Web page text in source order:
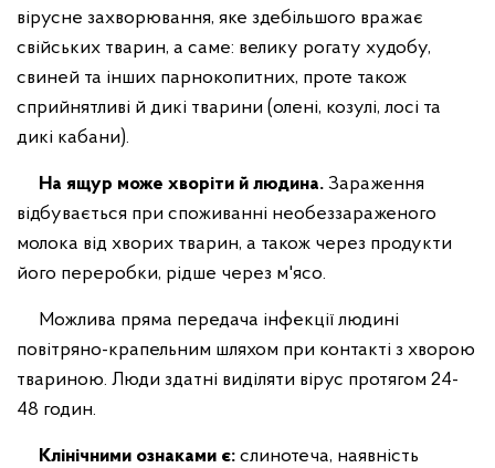
вірусне захворювання, яке здебільшого вражає
свійських тварин, а саме: велику рогату худобу,
свиней та інших парнокопитних, проте також
сприйнятливі й дикі тварини (олені, козулі, лосі та
дикі кабани).
На ящур може хворіти й людина. Зараження
відбувається при споживанні необеззараженого
молока від хворих тварин, а також через продукти
його переробки, рідше через м'ясо.
Можлива пряма передача інфекції людині
повітряно-крапельним шляхом при контакті з хворою
твариною. Люди здатні виділяти вірус протягом 24-
48 годин.
Клінічними ознаками є: слинотеча, наявність